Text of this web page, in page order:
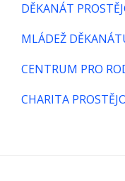
DĚKANÁT
MLÁDEŽ
CENTRUM PRO
CHARITA